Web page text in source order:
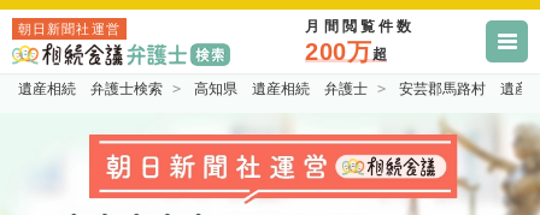
朝日新聞社運営 月間閲覧件数
200万超
遺産相続 弁護士検索 高知県 遺産相続 弁護士 安芸郡馬路村 遺産